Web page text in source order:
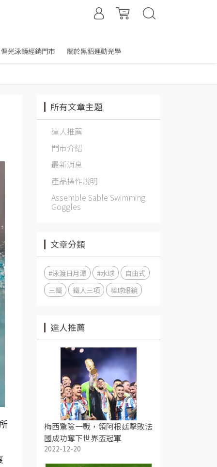
偏光泳鏡經銷門市 關於黑貂運動光學
所有文章主題
達人推薦
門市介紹
最新消息
產品操作說明
Assemble Sable Swimming
Goggles
文章分類
#泳渡日月潭 #水球
自由式
三鐵
鐵人三項 棒球眼鏡
達人推薦
梅西驚險一戰，領阿根廷擊敗法
國成功奪下世界盃冠軍
2022-12-20